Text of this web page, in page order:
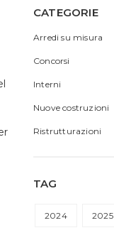
CATEGORIE
Arredi su misura
Concorsi
Interni
Nuove costruzioni
Ristrutturazioni
TAG
2024 2025